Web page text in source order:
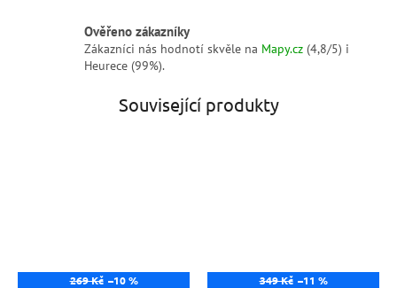
Ověřeno zákazníky
Zákazníci nás hodnotí skvěle na Mapy.cz (4,8/5) i
Heurece (99%).
Související produkty
269 Kč –10 % 349 Kč –11 %